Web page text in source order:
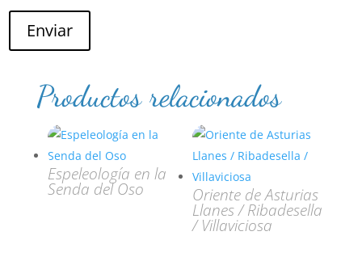
Enviar
Productos relacionados
Espeleología en la
Senda del Oso Oriente de Asturias
Llanes / Ribadesella
/ Villaviciosa